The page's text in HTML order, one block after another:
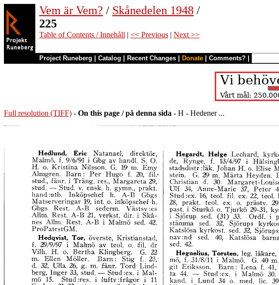
Vem är Vem? / Skånedelen 1948 /
225
Table of Contents / Innehåll | << Previous | Next >>
Project Runeberg Catalog Recent Changes Donate Comments?
Full resolution (TIFF) - On this page / på denna sida - H - Hedener ...